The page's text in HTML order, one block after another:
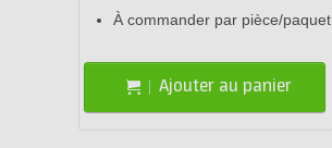
À commander par pièce/paquet
Ajouter au panier